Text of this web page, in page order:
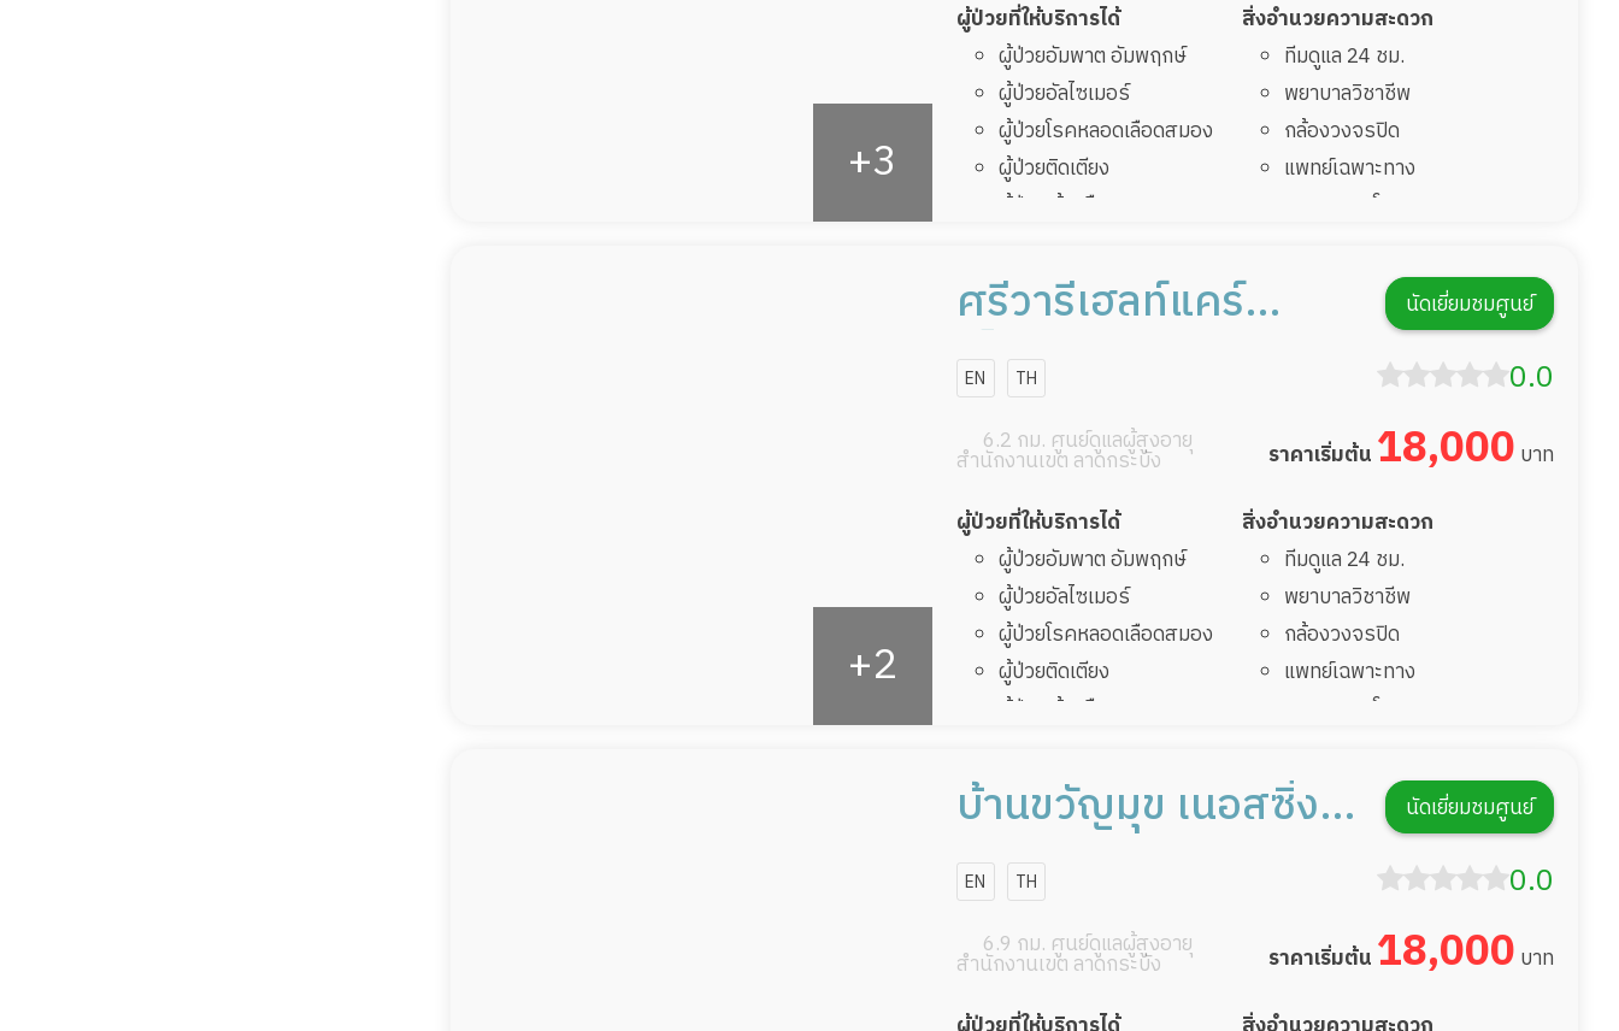
ผู้ป่วยที่ให้บริการได้
ผู้ป่วยอัมพาต อัมพฤกษ์
ผู้ป่วยอัลไซเมอร์
ผู้ป่วยโรคหลอดเลือดสมอง
ผู้ป่วยติดเตียง
ผู้ป่วยเส้นเลือดสมองแตก
ทับ
ผู้ป่วยพักฟื้นหลังผ่าตัด
สิ่งอำนวยความสะดวก
ทีมดูแล 24 ชม.
พยาบาลวิชาชีพ
กล้องวงจรปิด
แพทย์เฉพาะทาง
อาหารตามโภชนาการ
กายภาพบำบัด
กิจกรรมนันทนาการ
รายงานข้อมูลสุขภาพ
นัดเยี่ยมชมศูนย์
ศรีวารีเฮลท์แคร์
เซ็นเตอร์
EN TH 0.0
6.2 กม. ศูนย์ดูแลผู้สูงอายุ
สำนักงานเขต ลาดกระบัง ราคาเริ่มต้น 18,000 บาท
ผู้ป่วยที่ให้บริการได้
ผู้ป่วยอัมพาต อัมพฤกษ์
ผู้ป่วยอัลไซเมอร์
ผู้ป่วยโรคหลอดเลือดสมอง
ผู้ป่วยติดเตียง
ผู้ป่วยเส้นเลือดสมองแตก
ผู้ป่วยพักฟื้นหลังผ่าตัด
สิ่งอำนวยความสะดวก
ทีมดูแล 24 ชม.
พยาบาลวิชาชีพ
กล้องวงจรปิด
แพทย์เฉพาะทาง
อาหารตามโภชนาการ
กายภาพบำบัด
กิจกรรมนันทนาการ
รายงานข้อมูลสุขภาพ
นัดเยี่ยมชมศูนย์
บ้านขวัญมุข เนอสซิ่ง
โฮม
EN TH 0.0
6.9 กม. ศูนย์ดูแลผู้สูงอายุ
สำนักงานเขต ลาดกระบัง ราคาเริ่มต้น 18,000 บาท